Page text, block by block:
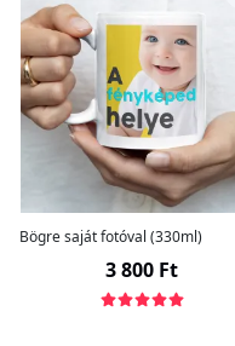
Bögre saját fotóval (330ml)
3 800 Ft